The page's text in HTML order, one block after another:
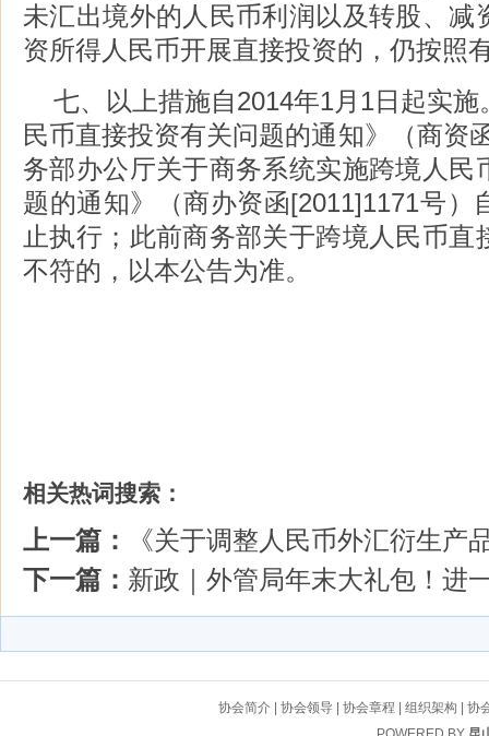
未汇出境外的人民币利润以及转股、减
资所得人民币开展直接投资的，仍按照
七、以上措施自2014年1月1日起实
民币直接投资有关问题的通知》（商资
务部办公厅关于商务系统实施跨境人民
题的通知》（商办资函[2011]1171号）
止执行；此前商务部关于跨境人民币直
不符的，以本公告为准。
相关热词搜索：
上一篇：
《关于调整人民币外汇衍生产
下一篇： 新政｜外管局年末大礼包！进
协会简介 |协会领导 |协会章程 |组织架构 |协